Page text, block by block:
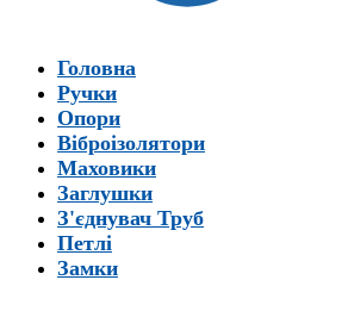
Головна
Ручки
Опори
Віброізолятори
Маховики
Заглушки
З'єднувач Труб
Петлі
Замки